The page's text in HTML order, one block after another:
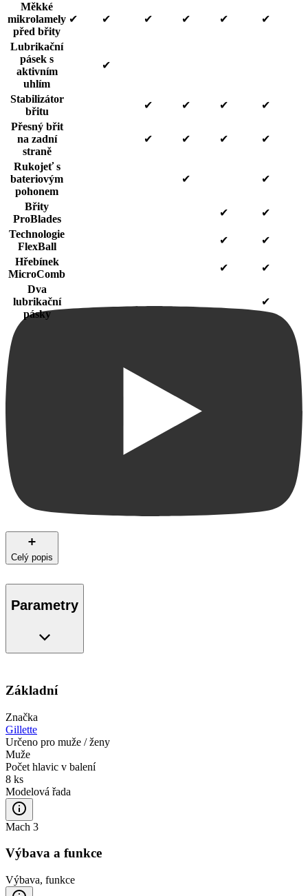
Měkké
mikrolamely
před břity
✔ ✔ ✔ ✔ ✔ ✔
Lubrikační
pásek s
aktivním
uhlím
✔
Stabilizátor
břitu
✔ ✔ ✔
✔
Přesný břit
na zadní
straně
✔ ✔ ✔ ✔
Rukojeť s
bateriovým
pohonem
✔ ✔
Břity
ProBlades
✔
✔
Technologie
FlexBall
✔
✔
Hřebínek
MicroComb
✔
✔
Dva
lubrikační
pásky
✔
Celý popis
Parametry
Základní
Značka
Gillette
Určeno pro muže / ženy
Muže
Počet hlavic v balení
8 ks
Modelová řada
Mach 3
Výbava a funkce
Výbava, funkce